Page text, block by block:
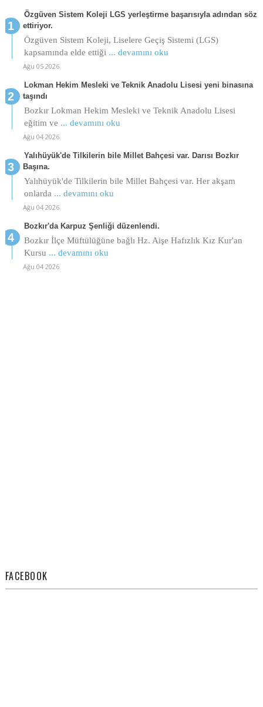
Özgüven Sistem Koleji LGS yerleştirme başarısıyla adından söz
ettiriyor.
Özgüven Sistem Koleji, Liselere Geçiş Sistemi (LGS)
kapsamında elde ettiği ... devamını oku
Ağu 05 2026
Lokman Hekim Mesleki ve Teknik Anadolu Lisesi yeni binasına
taşındı
Bozkır Lokman Hekim Mesleki ve Teknik Anadolu Lisesi
eğitim ve ... devamını oku
Ağu 04 2026
Yalıhüyük'de Tilkilerin bile Millet Bahçesi var. Darısı Bozkır
Başına.
Yalıhüyük'de Tilkilerin bile Millet Bahçesi var. Her akşam
onlarda ... devamını oku
Ağu 04 2026
Bozkır'da Karpuz Şenliği düzenlendi.
Bozkır İlçe Müftülüğüne bağlı Hz. Aişe Hafızlık Kız Kur'an
Kursu ... devamını oku
Ağu 04 2026
FACEBOOK